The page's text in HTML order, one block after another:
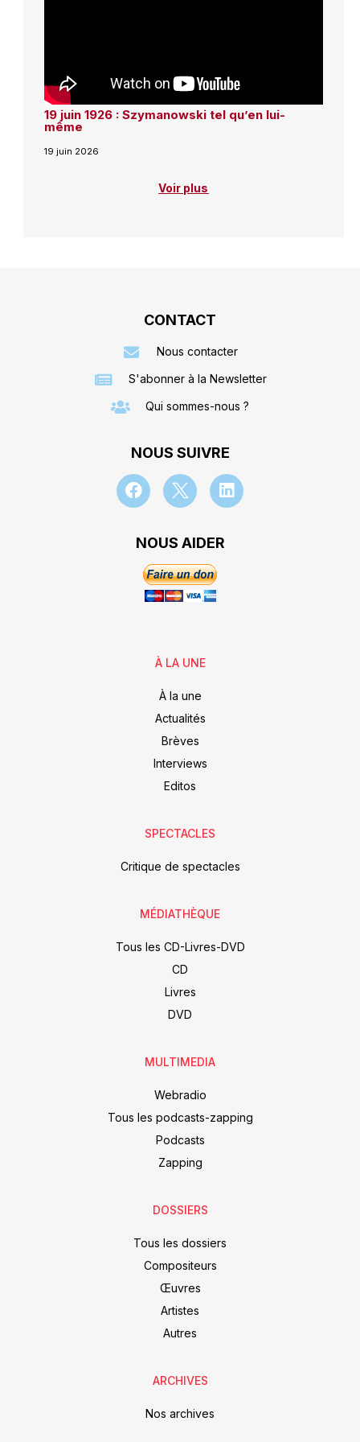
19 juin 1926 : Szymanowski tel qu’en lui-
même
19 juin 2026
Voir plus
CONTACT
Nous contacter
S'abonner à la Newsletter
Qui sommes-nous ?
NOUS SUIVRE
NOUS AIDER
À LA UNE
À la une
Actualités
Brèves
Interviews
Editos
SPECTACLES
Critique de spectacles
MÉDIATHÈQUE
Tous les CD-Livres-DVD
CD
Livres
DVD
MULTIMEDIA
Webradio
Tous les podcasts-zapping
Podcasts
Zapping
DOSSIERS
Tous les dossiers
Compositeurs
Œuvres
Artistes
Autres
ARCHIVES
Nos archives